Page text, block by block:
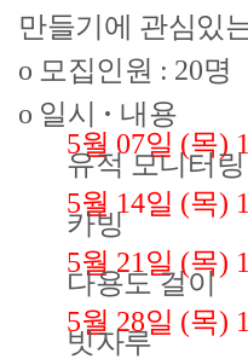
만들기에 관심있
o 모집인원 : 20명
o 일시 · 내용
5월 07일 (목)
유적 모니터
5월 14일 (목)
카빙
5월 21 일 (목)
다용도 걸이
5월 28일 (목)
빗자루